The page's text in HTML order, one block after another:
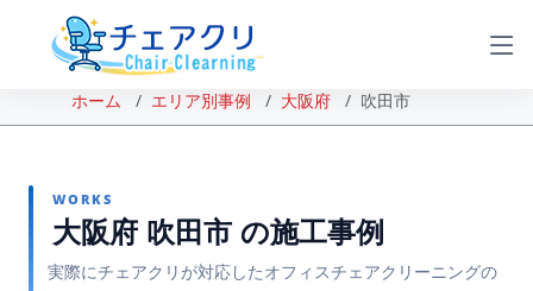
ホーム エリア別事例 大阪府 吹田市
WORKS
大阪府 吹田市 の施工事例
実際にチェアクリが対応したオフィスチェアクリーニングの